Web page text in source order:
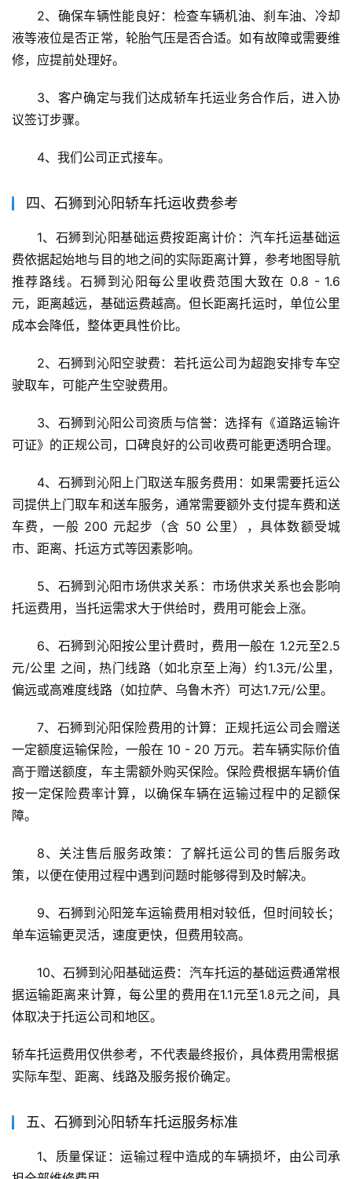
2、确保车辆性能良好：检查车辆机油、刹车油、冷却
液等液位是否正常，轮胎气压是否合适。如有故障或需要维
修，应提前处理好。
3、客户确定与我们达成轿车托运业务合作后，进入协
议签订步骤。
4、我们公司正式接车。
四、石狮到沁阳轿车托运收费参考
1、石狮到沁阳基础运费按距离计价：汽车托运基础运
费依据起始地与目的地之间的实际距离计算，参考地图导航
推荐路线。石狮到沁阳每公里收费范围大致在 0.8 - 1.6
元，距离越远，基础运费越高。但长距离托运时，单位公里
成本会降低，整体更具性价比。
2、石狮到沁阳空驶费：若托运公司为超跑安排专车空
驶取车，可能产生空驶费用。
3、石狮到沁阳公司资质与信誉：选择有《道路运输许
可证》的正规公司，口碑良好的公司收费可能更透明合理。
4、石狮到沁阳上门取送车服务费用：如果需要托运公
司提供上门取车和送车服务，通常需要额外支付提车费和送
车费，一般 200 元起步（含 50 公里），具体数额受城
市、距离、托运方式等因素影响。
5、石狮到沁阳市场供求关系：市场供求关系也会影响
托运费用，当托运需求大于供给时，费用可能会上涨。
6、石狮到沁阳按公里计费时，费用一般在 1.2元至2.5
元/公里 之间，热门线路（如北京至上海）约1.3元/公里，
偏远或高难度线路（如拉萨、乌鲁木齐）可达1.7元/公里。
7、石狮到沁阳保险费用的计算：正规托运公司会赠送
一定额度运输保险，一般在 10 - 20 万元。若车辆实际价值
高于赠送额度，车主需额外购买保险。保险费根据车辆价值
按一定保险费率计算，以确保车辆在运输过程中的足额保
障。
8、关注售后服务政策：了解托运公司的售后服务政
策，以便在使用过程中遇到问题时能够得到及时解决。
9、石狮到沁阳笼车运输费用相对较低，但时间较长；
单车运输更灵活，速度更快，但费用较高。
10、石狮到沁阳基础运费：汽车托运的基础运费通常根
据运输距离来计算，每公里的费用在1.1元至1.8元之间，具
体取决于托运公司和地区。
轿车托运费用仅供参考，不代表最终报价，具体费用需根据
实际车型、距离、线路及服务报价确定。
五、石狮到沁阳轿车托运服务标准
1、质量保证：运输过程中造成的车辆损坏，由公司承